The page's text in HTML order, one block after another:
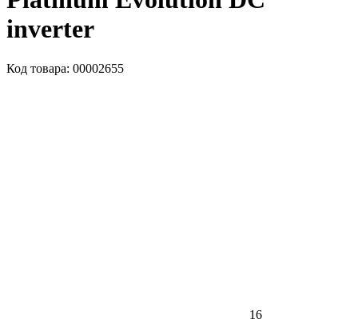
inverter
Код товара: 00002655
16